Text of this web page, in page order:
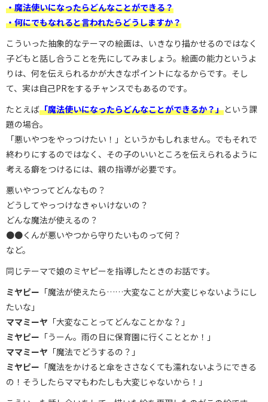
・魔法使いになったらどんなことができる？
・何にでもなれると言われたらどうしますか？
こういった抽象的なテーマの絵画は、いきなり描かせるのではなく
子どもと話し合うことを先にしてみましょう。絵画の能力というよ
りは、何を伝えられるかが大きなポイントになるからです。そし
て、実は自己PRをするチャンスでもあるのです。
たとえば「魔法使いになったらどんなことができるか？」という課
題の場合。
「悪いやつをやっつけたい！」というかもしれません。でもそれで
終わりにするのではなく、その子のいいところを伝えられるように
考える癖をつけるには、親の指導が必要です。
悪いやつってどんなもの？
どうしてやっつけなきゃいけないの？
どんな魔法が使えるの？
●●くんが悪いやつから守りたいものって何？
など。
同じテーマで娘のミヤピーを指導したときのお話です。
ミヤピー 「魔法が使えたら……大変なことが大変じゃないようにし
たいな」
ママミーヤ 「大変なことってどんなことかな？」
ミヤピー 「うーん。雨の日に保育園に行くこととか！」
ママミーヤ 「魔法でどうするの？」
ミヤピー 「魔法をかけると傘をささなくても濡れないようにできる
の！そうしたらママもわたしも大変じゃないから！」